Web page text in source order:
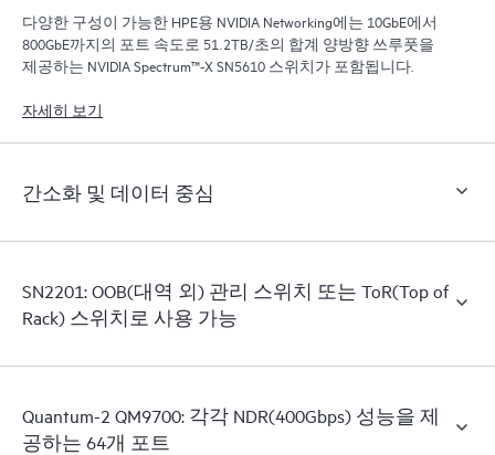
다양한 구성이 가능한 HPE용 NVIDIA Networking에는 10GbE에서
800GbE까지의 포트 속도로 51.2TB/초의 합계 양방향 쓰루풋을
제공하는 NVIDIA Spectrum™-X SN5610 스위치가 포함됩니다.
자세히 보기
간소화 및 데이터 중심
SN2201: OOB(대역 외) 관리 스위치 또는 ToR(Top of
Rack) 스위치로 사용 가능
Quantum-2 QM9700: 각각 NDR(400Gbps) 성능을 제
공하는 64개 포트